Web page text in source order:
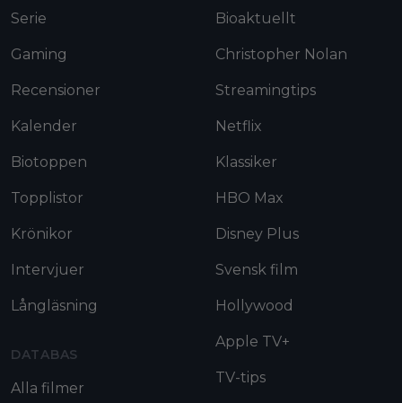
Serie
Gaming
Recensioner
Kalender
Biotoppen
Topplistor
Krönikor
Intervjuer
Långläsning
DATABAS
Alla filmer
Bioaktuellt
Christopher Nolan
Streamingtips
Netflix
Klassiker
HBO Max
Disney Plus
Svensk film
Hollywood
Apple TV+
TV-tips